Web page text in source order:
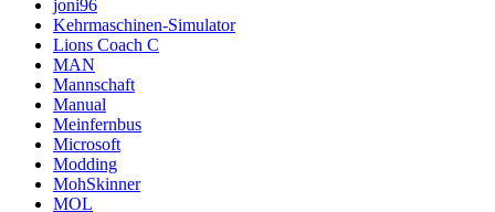
joni96
Kehrmaschinen-Simulator
Lions Coach C
MAN
Mannschaft
Manual
Meinfernbus
Microsoft
Modding
MohSkinner
MOL